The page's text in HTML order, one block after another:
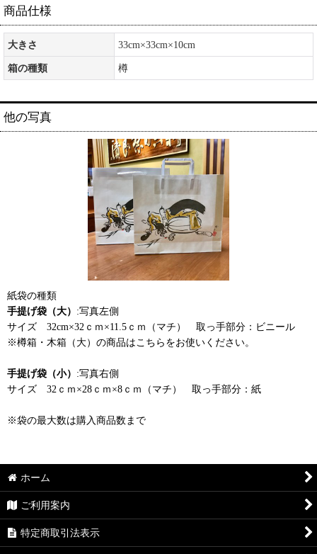
商品仕様
大きさ 33cm×33cm×10cm
箱の種類 樽
他の写真
紙袋の種類
手提げ袋（大） :写真左側
サイズ 32cm×32ｃｍ×11.5ｃｍ（マチ） 取っ手部分：ビニール
※樽箱・木箱（大）の商品はこちらをお使いください。
手提げ袋（小） :写真右側
サイズ 32ｃｍ×28ｃｍ×8ｃｍ（マチ） 取っ手部分：紙
※袋の最大数は購入商品数まで
ホーム
ご利用案内
特定商取引法表示